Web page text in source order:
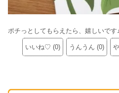
ポチっとしてもらえたら、嬉しいです
いいね♡ (0) うんうん (0)